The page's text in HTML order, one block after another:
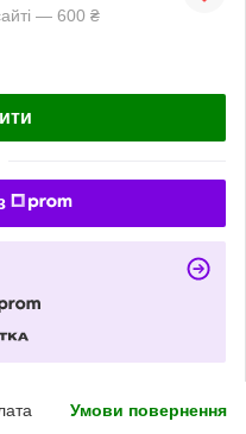
— 600 ₴
Умови повернення